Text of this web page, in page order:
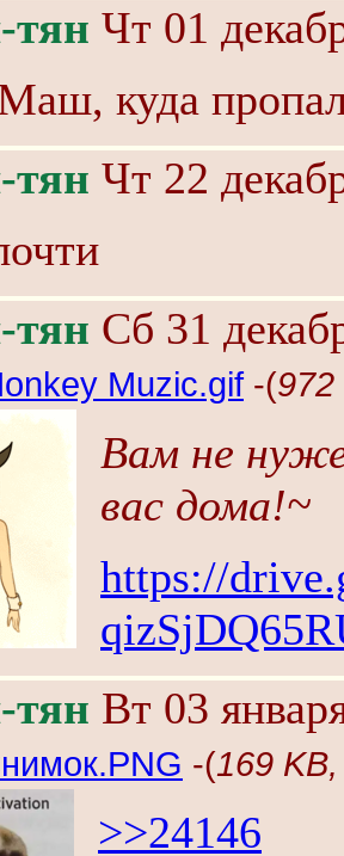
Чт 01
куда
Чт 22
Сб 31
Muzic.gif -(972
Вам не
вас дома!~
https://
Вт 03
-(169
>>24146